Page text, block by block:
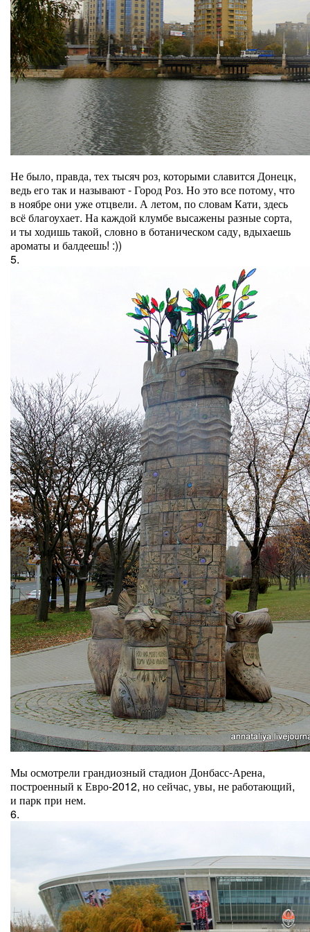
Не было, правда, тех тысяч роз, которыми славится Донецк,
ведь его так и называют - Город Роз. Но это все потому, что
в ноябре они уже отцвели. А летом, по словам Кати, здесь
всё благоухает. На каждой клумбе высажены разные сорта,
и ты ходишь такой, словно в ботаническом саду, вдыхаешь
ароматы и балдеешь! :))
5.
Мы осмотрели грандиозный стадион Донбасс-Арена,
построенный к Евро-2012, но сейчас, увы, не работающий,
и парк при нем.
6.